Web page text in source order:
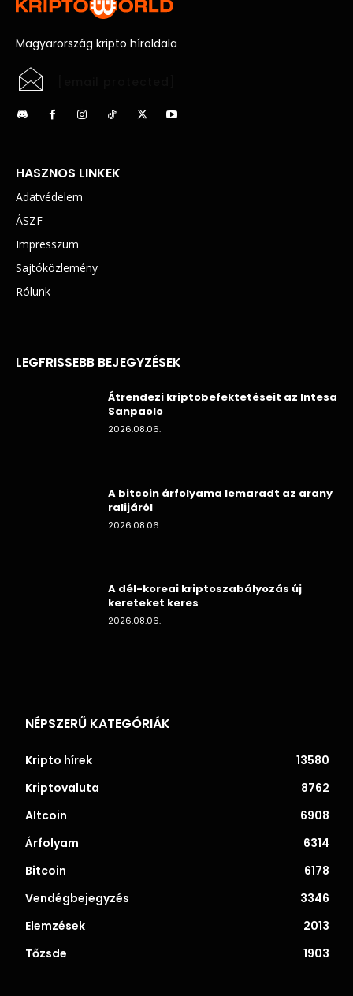
Magyarország kripto híroldala
HASZNOS LINKEK
Adatvédelem
ÁSZF
Impresszum
Sajtóközlemény
Rólunk
LEGFRISSEBB BEJEGYZÉSEK
Átrendezi kriptobefektetéseit az Intesa
Sanpaolo
2026.08.06.
A bitcoin árfolyama lemaradt az arany
ralijáról
2026.08.06.
A dél-koreai kriptoszabályozás új
kereteket keres
2026.08.06.
NÉPSZERŰ KATEGÓRIÁK
Kripto hírek
13580
Kriptovaluta
8762
Altcoin
6908
Árfolyam
6314
Bitcoin
6178
Vendégbejegyzés
3346
Elemzések
2013
Tőzsde
1903